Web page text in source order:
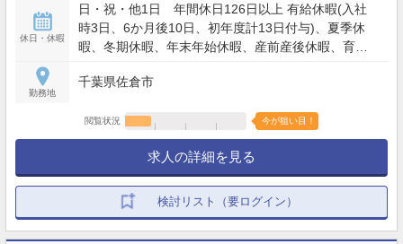
休日・休暇
日・祝・他1日 年間休日126日以上 有給休暇(入社
時3日、6か月後10日、初年度計13日付与)、夏季休
暇、冬期休暇、年末年始休暇、産前産後休暇、育児
休暇他
勤務地
千葉県佐倉市
閲覧状況 今が狙い目！
求人の詳細を見る
検討リスト（要ログイン）